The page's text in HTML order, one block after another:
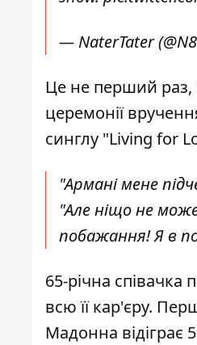
— NaterTater
Це не перший раз,
церемонії
синглу "Living for
"Армані мене
"Але ніщо не
побажання! Я в
65-річна співачка
всю її кар'єру.
Мадонна відіграє